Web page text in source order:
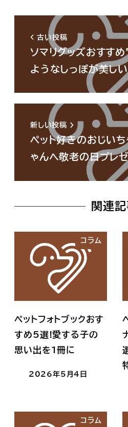
古い投稿
ソマリグッズおすす
ようなしっぽが美し
新しい投稿
ペット好きのおじいち
ゃんへ敬老の日プレ
関連
コラム
ペットフォトブックおす
すめ5選!愛する子の
思い出を1冊に
2026年5月4日
コラム